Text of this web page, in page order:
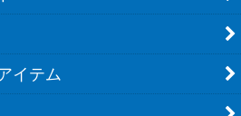
イテム